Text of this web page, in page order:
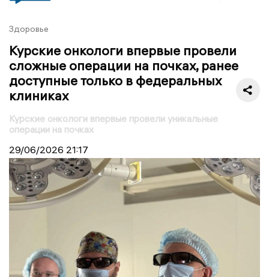
Здоровье
Курские онкологи впервые провели
сложные операции на почках, ранее
доступные только в федеральных
клиниках
Курские онкологи впервые провели уникальные
операции на почках
29/06/2026 21:17